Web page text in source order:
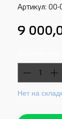
Артикул:
9
Нет на